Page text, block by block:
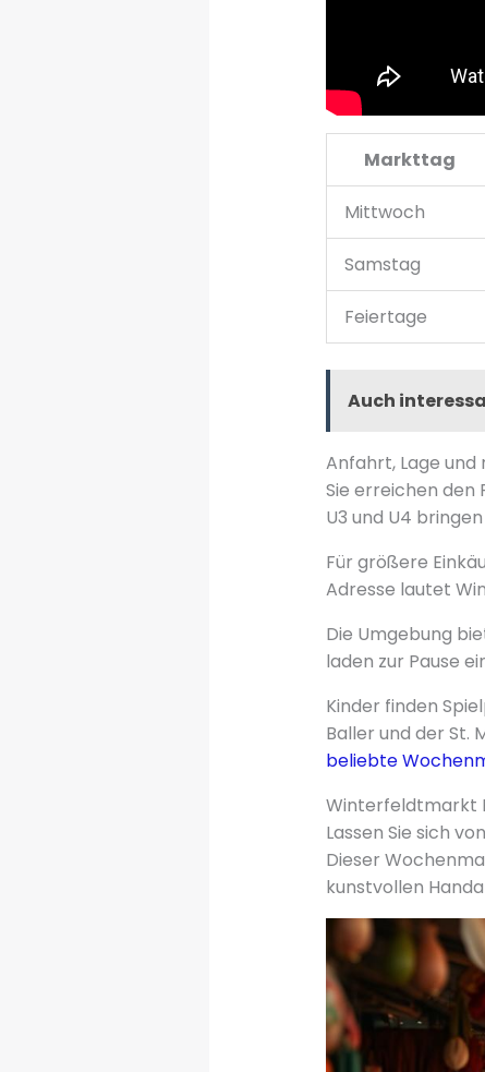
Markttag
Mittwoch
Samstag
Feiertage
Auch
Anfahrt, Lage
Sie erreichen den
U3 und U4
Für größere
Adresse lautet
Die Umgebung
laden zur Pause
Kinder finden
Baller und der St.
beliebte
Winterfeldtmarkt
Lassen Sie sich
Dieser
kunstvollen